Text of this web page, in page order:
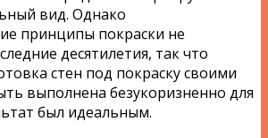
вид. Однако
принципы покраски не
десятилетия, так что
стен под покраску своими
выполнена безукоризненно для
был идеальным.